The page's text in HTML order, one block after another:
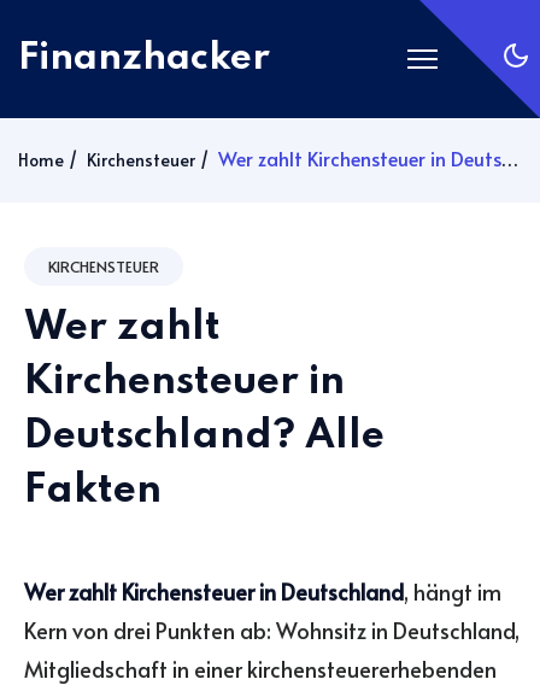
Finanzhacker
Abonnieren
Home Kirchensteuer Wer zahlt Kirchensteuer in Deutschland? Alle Fakten
KIRCHENSTEUER
Wer zahlt
Kirchensteuer in
Deutschland? Alle
Fakten
Wer zahlt Kirchensteuer in Deutschland, hängt im
Kern von drei Punkten ab: Wohnsitz in Deutschland,
Mitgliedschaft in einer kirchensteuererhebenden